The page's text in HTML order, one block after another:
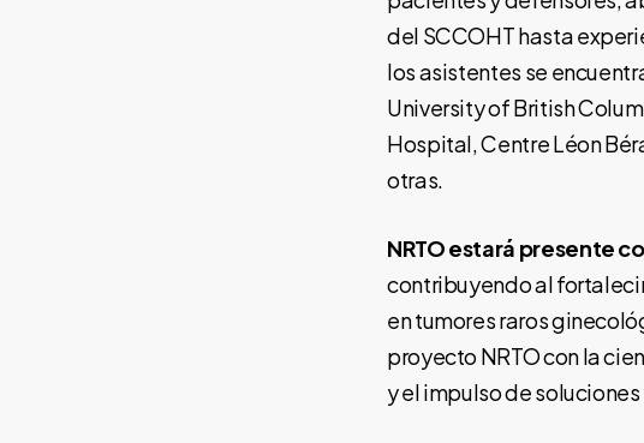
del SCCOHT hasta
los asistentes se
University of British
Hospital, Centre Léon
otras.
NRTO estará presente
contribuyendo al
en tumores raros
proyecto NRTO con la
y el impulso de